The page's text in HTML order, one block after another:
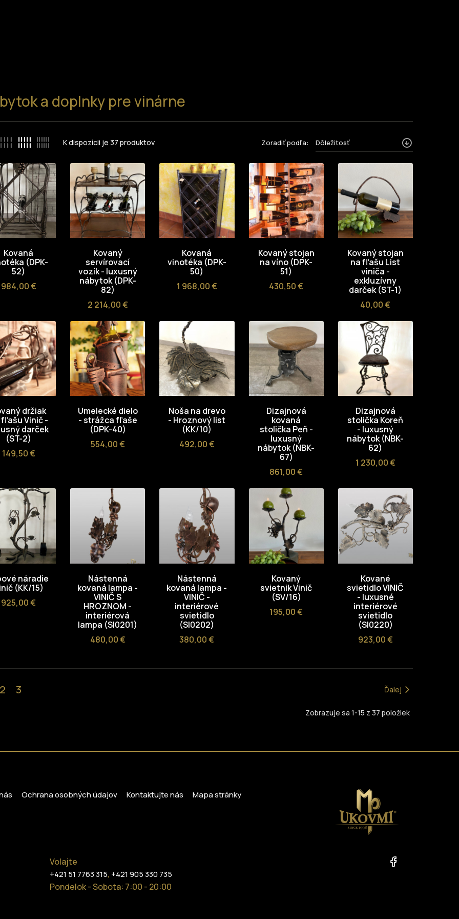
a doplnky pre vinárne
K dispozícii je 37 produktov Zoradiť podľa: Dôležitosť
Kovaná
(DPK-
52)
Cena
984,00 €
Kovaný
servírovací
vozík - luxusný
nábytok (DPK-
82)
Cena
2 214,00 €
Kovaná
vinotéka (DPK-
50)
Cena
1 968,00 €
Kovaný stojan
na víno (DPK-
51)
Cena
430,50 €
Kovaný stojan
na fľašu List
viniča -
exkluzívny
darček (ST-1)
Cena
40,00 €
držiak
Vinič -
darček
(ST-2)
Cena
149,50 €
Umelecké dielo
- strážca fľaše
(DPK-40)
Cena
554,00 €
Noša na drevo
- Hroznový list
(KK/10)
Cena
492,00 €
Dizajnová
kovaná
stolička Peň -
luxusný
nábytok (NBK-
67)
Cena
861,00 €
Dizajnová
stolička Koreň
- luxusný
nábytok (NBK-
62)
Cena
1 230,00 €
náradie
(KK/15)
Cena
925,00 €
Nástenná
kovaná lampa -
VINIČ S
HROZNOM -
interiérová
lampa (SI0201)
Cena
480,00 €
Nástenná
kovaná lampa -
VINIČ -
interiérové
svietidlo
(SI0202)
Cena
380,00 €
Kovaný
svietnik Vinič
(SV/16)
Cena
195,00 €
Kované
svietidlo VINIČ
- luxusné
interiérové
svietidlo
(SI0220)
Cena
923,00 €
2 3 Ďalej
Zobrazuje sa 1-15 z 37 položiek
Ochrana osobných údajov Kontaktujte nás Mapa stránky
Volajte
+421 51 7763 315, +421 905 330 735
Pondelok - Sobota: 7:00 - 20:00